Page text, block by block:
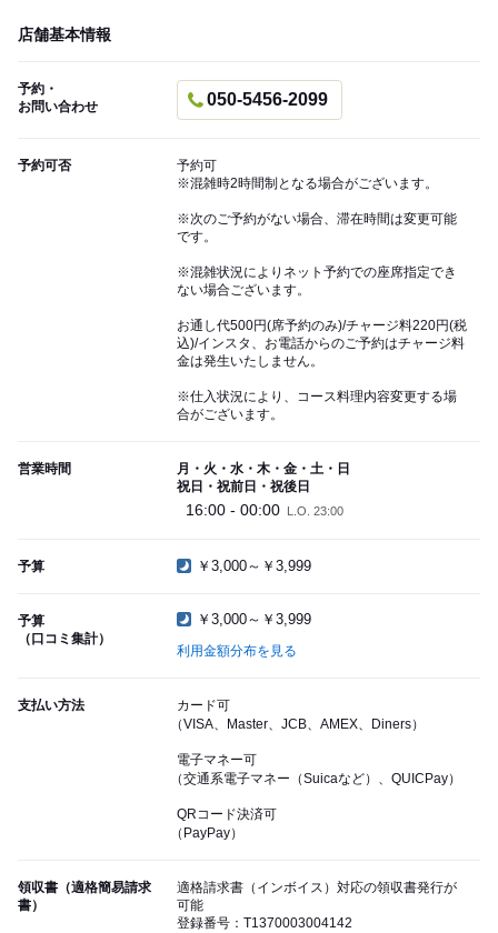
店舗基本情報
予約・
お問い合わせ
050-5456-2099
予約可否
予約可
※混雑時2時間制となる場合がございます。
※次のご予約がない場合、滞在時間は変更可能
です。
※混雑状況によりネット予約での座席指定でき
ない場合ございます。
お通し代500円(席予約のみ)/チャージ料220円(税
込)/インスタ、お電話からのご予約はチャージ料
金は発生いたしません。
※仕入状況により、コース料理内容変更する場
合がございます。
営業時間
月・火・水・木・金・土・日
祝日・祝前日・祝後日
16:00 - 00:00 L.O. 23:00
予算 ￥3,000～￥3,999
予算
（口コミ集計）
￥3,000～￥3,999
利用金額分布を見る
支払い方法
カード可
（VISA、Master、JCB、AMEX、Diners）
電子マネー可
（交通系電子マネー（Suicaなど）、QUICPay）
QRコード決済可
（PayPay）
領収書（適格簡易請求
書）
適格請求書（インボイス）対応の領収書発行が
可能
登録番号：T1370003004142